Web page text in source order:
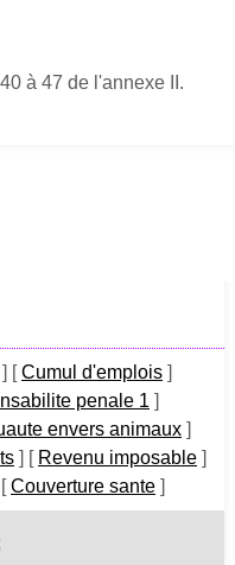
à 47 de l'annexe II.
] [Cumul d'emplois ]
penale 1 ]
envers animaux ]
] [ Revenu imposable ]
[Couverture sante ]